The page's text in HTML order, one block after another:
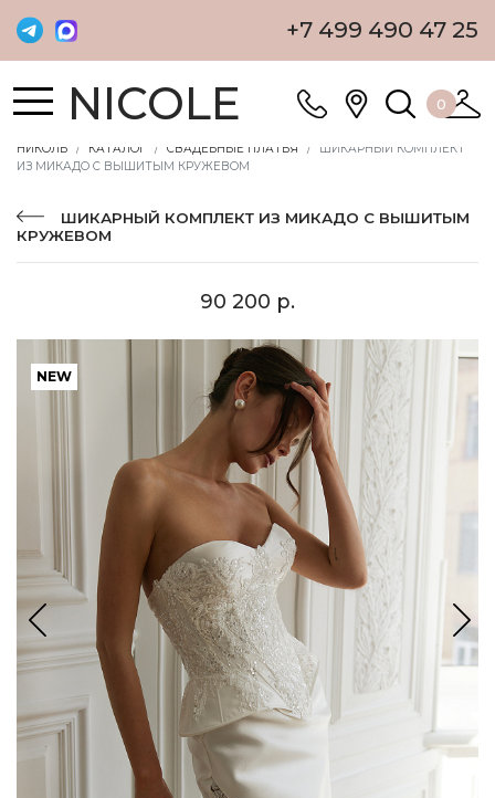
+7 499 490 47 25
NICOLE 0
НИКОЛЬ КАТАЛОГ СВАДЕБНЫЕ ПЛАТЬЯ
ШИКАРНЫЙ КОМПЛЕКТ
ИЗ МИКАДО С ВЫШИТЫМ КРУЖЕВОМ
ШИКАРНЫЙ КОМПЛЕКТ ИЗ МИКАДО С ВЫШИТЫМ
КРУЖЕВОМ
90 200 р.
NEW